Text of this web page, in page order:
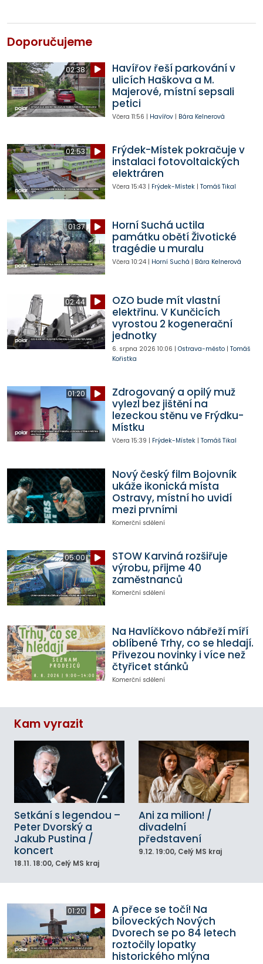
Doporučujeme
02:38
Havířov řeší parkování v
ulicích Haškova a M.
Majerové, místní sepsali
petici
Včera 11:56 | Havířov| Bára Kelnerová
02:53
Frýdek-Místek pokračuje v
instalaci fotovoltaických
elektráren
Včera 15:43 | Frýdek-Místek| Tomáš Tikal
01:37
Horní Suchá uctila
památku obětí Životické
tragédie u muralu
Včera 10:24| Horní Suchá | Bára Kelnerová
02:44
OZO bude mít vlastní
elektřinu. V Kunčicích
vyrostou 2 kogenerační
jednotky
6. srpna 2026 10:06 | Ostrava-město| Tomáš
Kořistka
01:20
Zdrogovaný a opilý muž
vylezl bez jištění na
lezeckou stěnu ve Frýdku-
Místku
Včera 15:39 | Frýdek-Místek| Tomáš Tikal
Nový český film Bojovník
ukáže ikonická místa
Ostravy, místní ho uvidí
mezi prvními
Komerční sdělení
05:00
STOW Karviná rozšiřuje
výrobu, přijme 40
zaměstnanců
Komerční sdělení
Na Havlíčkovo nábřeží míří
oblíbené Trhy, co se hledají.
Přivezou novinky i více než
čtyřicet stánků
Komerční sdělení
Kam vyrazit
Setkání s legendou –
Peter Dvorský a
Jakub Pustina /
koncert
18.11. 18:00, Celý MS kraj
Ani za milion! /
divadelní
představení
9.12. 19:00, Celý MS kraj
01:20
A přece se točí! Na
bíloveckých Nových
Dvorech se po 84 letech
roztočily lopatky
historického mlýna